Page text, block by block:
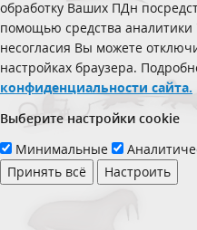
обработку Ваших ПДн
помощью средства
несогласия Вы можете
настройках браузера.
конфиденциальности сайта.
Выберите настройки cookie
Минимальные
Принять всё
Настроить